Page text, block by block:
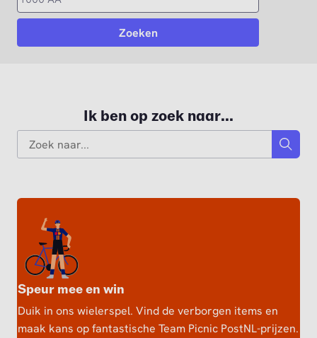
Ik ben op zoek naar...
Zoek
Speur mee en win
Duik in ons wielerspel. Vind de verborgen items en
maak kans op fantastische Team Picnic PostNL-prijzen.